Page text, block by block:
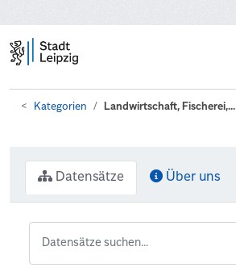
Kategorien Landwirtschaft, Fischerei,...
Datensätze Über uns